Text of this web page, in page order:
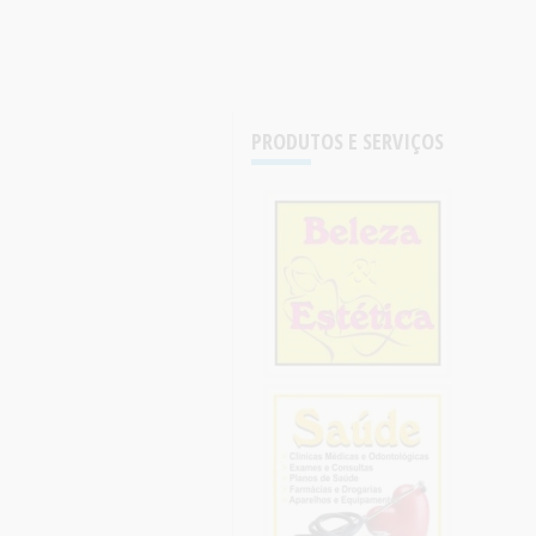
PRODUTOS E SERVIÇOS